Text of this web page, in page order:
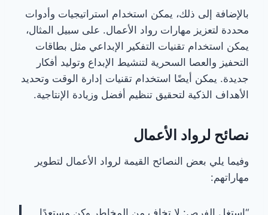
بالإضافة إلى ذلك، يمكن استخدام استراتيجيات وأدوات
محددة لتعزيز مهارات رواد الأعمال. على سبيل المثال،
يمكن استخدام تقنيات التفكير الإبداعي مثل بطاقات
التحفيز والعصا السحرية لتنشيط الإبداع وتوليد أفكار
جديدة. يمكن أيضًا استخدام تقنيات إدارة الوقت وتحديد
الأهداف الذكية لتحقيق تنظيم أفضل وزيادة الإنتاجية.
نصائح لرواد الأعمال
وفيما يلي بعض النصائح القيمة لرواد الأعمال لتطوير
مهاراتهم:
“استغل الفرص: لا تخاف من المخاطر وكن مستعدًا